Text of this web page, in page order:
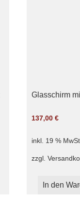
Glasschirm
137,00 €
inkl. 19 %
zzgl.
In den